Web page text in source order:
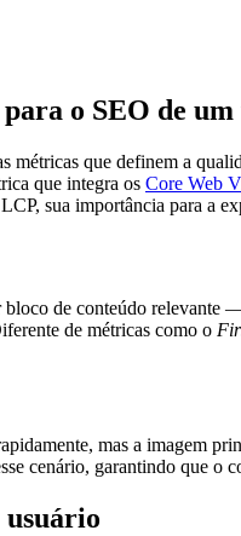
o SEO de um
que definem a
que integra os Core Web
sua importância para a
de conteúdo
de métricas como o
mas a imagem
cenário, garantindo que
usuário